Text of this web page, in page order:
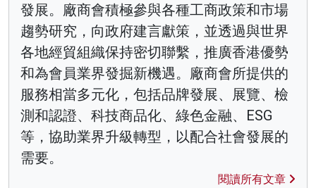
發展。廠商會積極參與各種工商政策和市場
趨勢研究，向政府建言獻策，並透過與世界
各地經貿組織保持密切聯繫，推廣香港優勢
和為會員業界發掘新機遇。廠商會所提供的
服務相當多元化，包括品牌發展、展覽、檢
測和認證、科技商品化、綠色金融、ESG
等，協助業界升級轉型，以配合社會發展的
需要。
閱讀所有文章